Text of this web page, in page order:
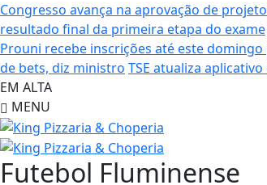
Congresso avança na aprovação de
resultado final da primeira etapa do exame
Prouni recebe inscrições até este domingo
de bets, diz ministro TSE atualiza
EM ALTA
MENU
Futebol Fluminense